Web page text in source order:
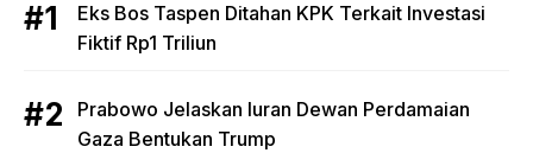
Eks Bos Taspen Ditahan KPK Terkait Investasi
Fiktif Rp1 Triliun
Prabowo Jelaskan Iuran Dewan Perdamaian
Gaza Bentukan Trump